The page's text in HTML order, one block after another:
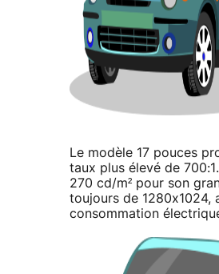
Le modèle 17 pouces
taux plus élevé de
270 cd/m² pour son
toujours de 1280x1024,
consommation